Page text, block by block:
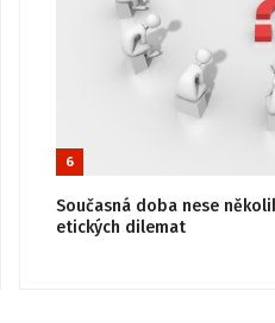
6
Současná doba nese
etických dilemat